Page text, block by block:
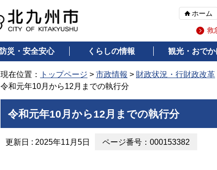
ホーム
救
防災・安全安心 くらしの情報 観光・おでか
現在位置： トップページ > 市政情報 > 財政状況・行財政改革
令和元年10月から12月までの執行分
令和元年10月から12月までの執行分
更新日 : 2025年11月5日 ページ番号：000153382